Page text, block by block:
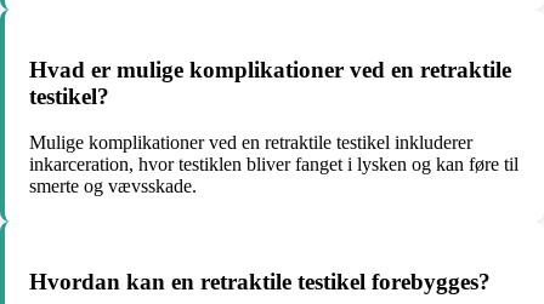
Hvad er mulige komplikationer ved en retraktile
testikel?
Mulige komplikationer ved en retraktile testikel inkluderer
inkarceration, hvor testiklen bliver fanget i lysken og kan føre til
smerte og vævsskade.
Hvordan kan en retraktile testikel forebygges?